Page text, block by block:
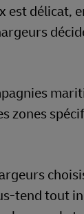
est délicat,
zones
tend tout